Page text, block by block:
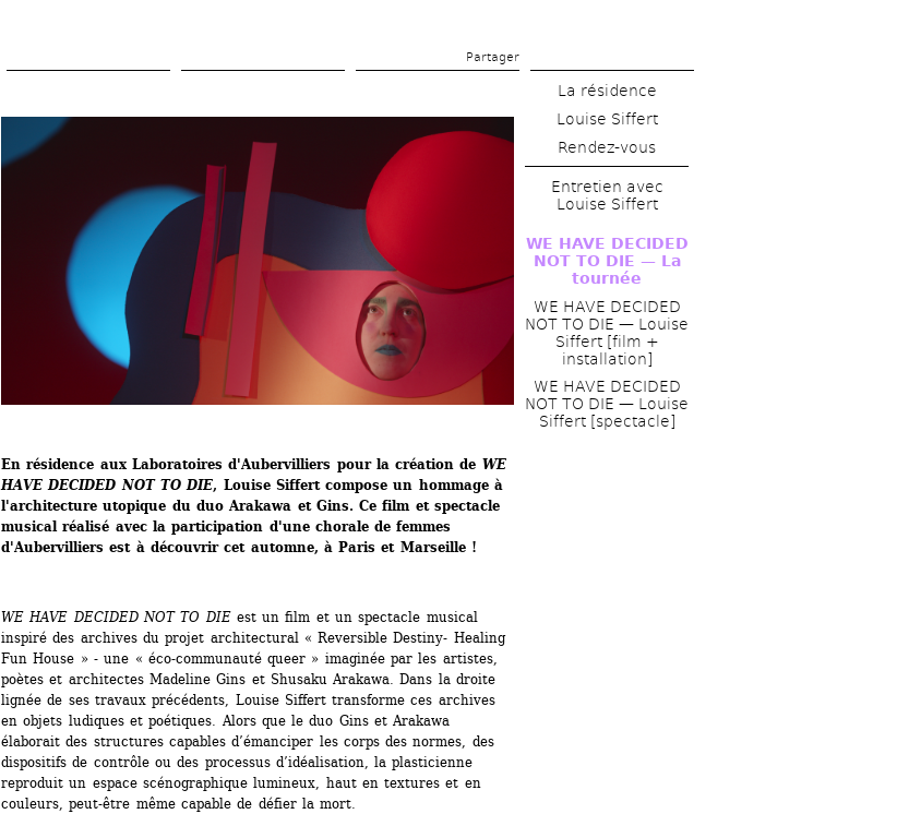
contenu
Partager
En résidence aux Laboratoires d'Aubervilliers pour la création de WE
HAVE DECIDED NOT TO DIE, Louise Siffert compose un hommage à
l'architecture utopique du duo Arakawa et Gins. Ce film et spectacle
musical réalisé avec la participation d'une chorale de femmes
d'Aubervilliers est à découvrir cet automne, à Paris et Marseille !
WE HAVE DECIDED NOT TO DIEest un film et un spectacle musical
inspiré des archives du projet architectural « Reversible Destiny- Healing
Fun House » - une « éco-communauté queer » imaginée par les artistes,
poètes et architectes Madeline Gins et Shusaku Arakawa. Dans la droite
lignée de ses travaux précédents, Louise Siffert transforme ces archives
en objets ludiques et poétiques. Alors que le duo Gins et Arakawa
élaborait des structures capables d’émanciper les corps des normes, des
dispositifs de contrôle ou des processus d’idéalisation, la plasticienne
reproduit un espace scénographique lumineux, haut en textures et en
couleurs, peut-être même capable de défier la mort.
La résidence
Louise Siffert
Rendez-vous
Entretien avec
Louise Siffert
WE HAVE DECIDED
NOT TO DIE — La
tournée
WE HAVE DECIDED
NOT TO DIE — Louise
Siffert [film +
installation]
WE HAVE DECIDED
NOT TO DIE — Louise
Siffert [spectacle]